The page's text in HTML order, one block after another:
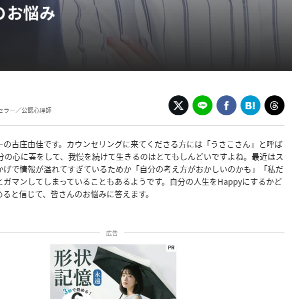
お悩み
ラー／公認心理師
古庄由佳です。カウンセリングに来てくださる方には「うさこさん」と呼ば
の心に蓋をして、我慢を続けて生きるのはとてもしんどいですよね。最近はス
げで情報が溢れてすぎているためか「自分の考え方がおかしいのかも」「私だ
マンしてしまっていることもあるようです。自分の人生をHappyにするかど
と信じて、皆さんのお悩みに答えます。
広告